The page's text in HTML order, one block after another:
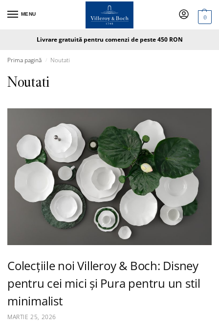
MENU 0
Livrare gratuită pentru comenzi de peste 450 RON
Prima pagină / Noutati
Noutati
Colecțiile noi Villeroy & Boch: Disney
pentru cei mici și Pura pentru un stil
minimalist
MARTIE 25, 2026